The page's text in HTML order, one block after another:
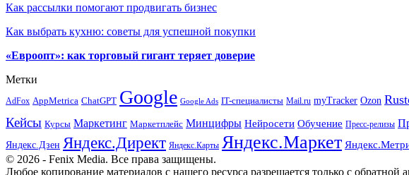
Как рассылки помогают продвигать бизнес
Как выбрать кухню: советы для успешной покупки
«Евроопт»: как торговый гигант теряет доверие
Метки
AdFox AppMetrica ChatGPT Google Google Ads IT-специалисты Mail.ru myTracker Ozon
Кейсы Курсы Маркетинг Маркетплейс Минцифры Нейросети Обучение Пресс-релизы
Яндекс.Дзен Яндекс.Директ Яндекс.Карты Яндекс.Маркет
© 2026 - Fenix Media. Все права защищены.
Любое копирование материалов с нашего ресурса разрешается только с обратной